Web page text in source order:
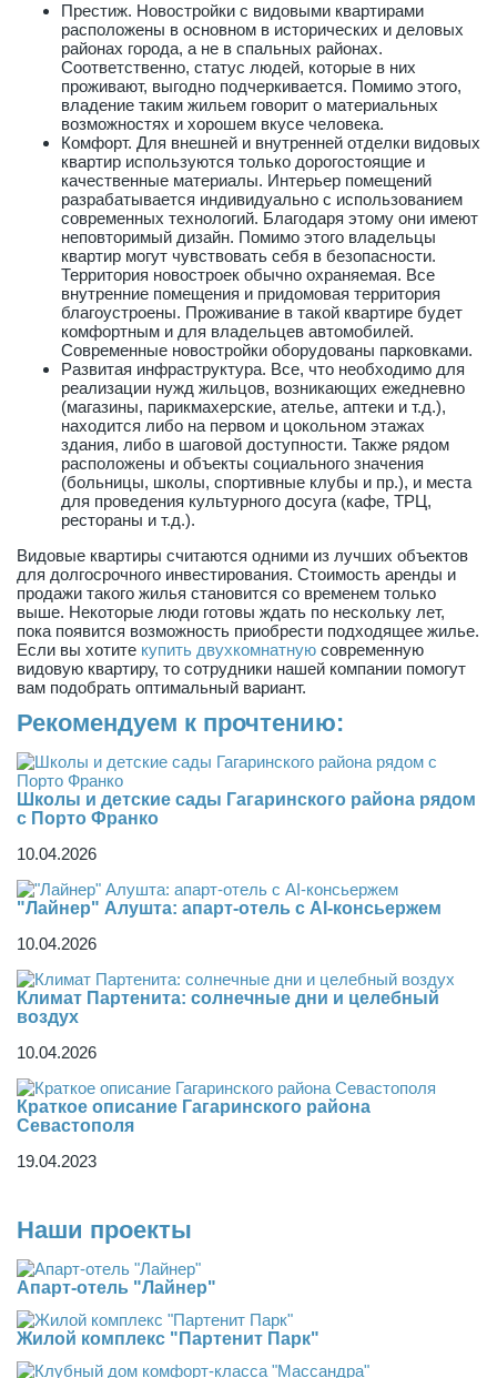
Престиж. Новостройки с видовыми квартирами
расположены в основном в исторических и деловых
районах города, а не в спальных районах.
Соответственно, статус людей, которые в них
проживают, выгодно подчеркивается. Помимо этого,
владение таким жильем говорит о материальных
возможностях и хорошем вкусе человека.
Комфорт. Для внешней и внутренней отделки видовых
квартир используются только дорогостоящие и
качественные материалы. Интерьер помещений
разрабатывается индивидуально с использованием
современных технологий. Благодаря этому они имеют
неповторимый дизайн. Помимо этого владельцы
квартир могут чувствовать себя в безопасности.
Территория новостроек обычно охраняемая. Все
внутренние помещения и придомовая территория
благоустроены. Проживание в такой квартире будет
комфортным и для владельцев автомобилей.
Современные новостройки оборудованы парковками.
Развитая инфраструктура. Все, что необходимо для
реализации нужд жильцов, возникающих ежедневно
(магазины, парикмахерские, ателье, аптеки и т.д.),
находится либо на первом и цокольном этажах
здания, либо в шаговой доступности. Также рядом
расположены и объекты социального значения
(больницы, школы, спортивные клубы и пр.), и места
для проведения культурного досуга (кафе, ТРЦ,
рестораны и т.д.).
Видовые квартиры считаются одними из лучших объектов
для долгосрочного инвестирования. Стоимость аренды и
продажи такого жилья становится со временем только
выше. Некоторые люди готовы ждать по нескольку лет,
пока появится возможность приобрести подходящее жилье.
Если вы хотите купить двухкомнатную современную
видовую квартиру, то сотрудники нашей компании помогут
вам подобрать оптимальный вариант.
Рекомендуем к прочтению:
Школы и детские сады Гагаринского района рядом
с Порто Франко
10.04.2026
"Лайнер" Алушта: апарт-отель с AI-консьержем
10.04.2026
Климат Партенита: солнечные дни и целебный
воздух
10.04.2026
Краткое описание Гагаринского района
Севастополя
19.04.2023
Наши проекты
Апарт-отель "Лайнер"
Жилой комплекс "Партенит Парк"